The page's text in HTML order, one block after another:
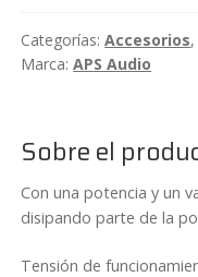
APS
LF1225
Categorías:Accesorios
Marca:APS Audio
Sobre el
Con una potencia y un
disipando parte de la
Tensión de